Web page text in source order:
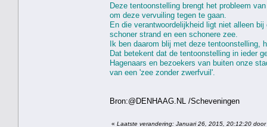
Deze tentoonstelling brengt het probleem
om deze vervuiling tegen te gaan.
En die verantwoordelijkheid ligt niet alleen
schoner strand en een schonere zee.
Ik ben daarom blij met deze tentoonstelling,
Dat betekent dat de tentoonstelling in ieder
Hagenaars en bezoekers van buiten onze
van een 'zee zonder zwerfvuil'.
Bron:@DENHAAG.NL /Scheveningen
« Laatste verandering: Januari 26, 2015, 20:12:20 door